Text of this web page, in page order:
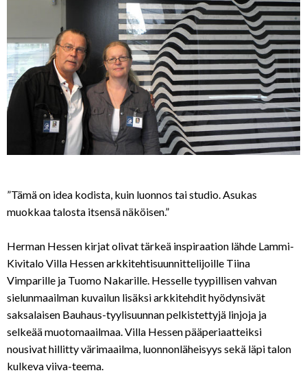
”Tämä on idea kodista, kuin luonnos tai studio. Asukas
muokkaa talosta itsensä näköisen.”
Herman Hessen kirjat olivat tärkeä inspiraation lähde Lammi-
Kivitalo Villa Hessen arkkitehtisuunnittelijoille Tiina
Vimparille ja Tuomo Nakarille. Hesselle tyypillisen vahvan
sielunmaailman kuvailun lisäksi arkkitehdit hyödynsivät
saksalaisen Bauhaus-tyylisuunnan pelkistettyjä linjoja ja
selkeää muotomaailmaa. Villa Hessen pääperiaatteiksi
nousivat hillitty värimaailma, luonnonläheisyys sekä läpi talon
kulkeva viiva-teema.